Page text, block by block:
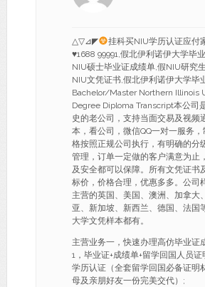
△▽⊿◤
挂科买NIU学历认证应付
♥1688 99991,假北伊利诺伊大学毕
NIU硕士毕业证成绩单,假NIU研究
NIU文凭证书,假北伊利诺伊大学毕
Bachelor/Master Northern Illinois
Degree Diploma Transcript本公司
史的老公司，支持当面交易及视频
本，看公司，微信QQ一对一服务
格按照正规公司执行，有明确的分
管理，订单一定做的客户满意为止
及安全都可以保障。所有文凭证书
标价，价格合理，优惠多多。公司
主营的英国、美国、澳洲、加拿大
亚、新加坡、新西兰、德国、法国
大学文凭样本都有。
主营业务一，快速办理高仿毕业证
1，毕业证+成绩单+留学回国人员证
学历认证（全套留学回国必备证明
母及亲朋好友一份完美交代）;